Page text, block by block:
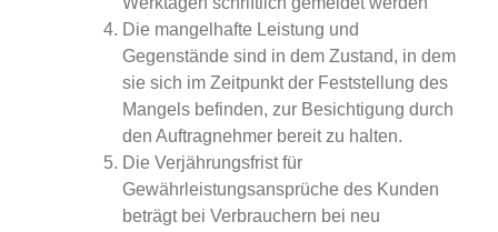
Die mangelhafte Leistung und
Gegenstände sind in dem Zustand, in dem
sie sich im Zeitpunkt der Feststellung des
Mangels befinden, zur Besichtigung durch
den Auftragnehmer bereit zu halten.
Die Verjährungsfrist für
Gewährleistungsansprüche des Kunden
beträgt bei Verbrauchern bei neu